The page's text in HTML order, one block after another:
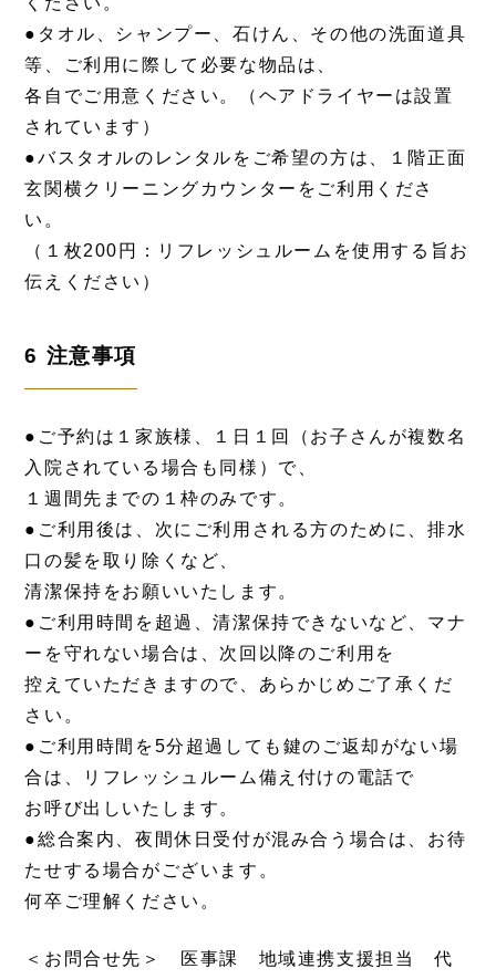
●タオル、シャンプー、石けん、その他の洗面道具
等、ご利用に際して必要な物品は、
各自でご用意ください。（ヘアドライヤーは設置
されています）
●バスタオルのレンタルをご希望の方は、１階正面
玄関横クリーニングカウンターをご利用くださ
い。
（１枚200円：リフレッシュルームを使用する旨お
伝えください）
6 注意事項
●ご予約は１家族様、１日１回（お子さんが複数名
入院されている場合も同様）で、
１週間先までの１枠のみです。
●ご利用後は、次にご利用される方のために、排水
口の髪を取り除くなど、
清潔保持をお願いいたします。
●ご利用時間を超過、清潔保持できないなど、マナ
ーを守れない場合は、次回以降のご利用を
控えていただきますので、あらかじめご了承くだ
さい。
●ご利用時間を5分超過しても鍵のご返却がない場
合は、リフレッシュルーム備え付けの電話で
お呼び出しいたします。
●総合案内、夜間休日受付が混み合う場合は、お待
たせする場合がございます。
何卒ご理解ください。
＜お問合せ先＞ 医事課 地域連携支援担当 代